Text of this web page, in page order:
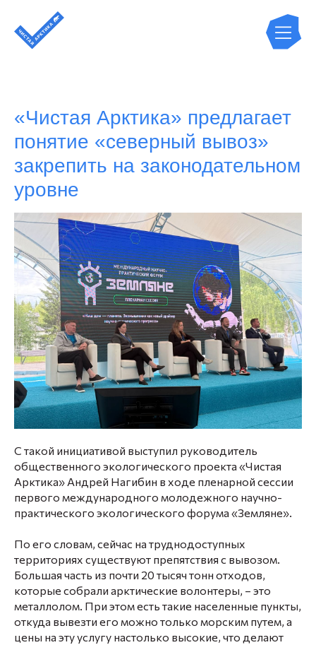
«Чистая Арктика» предлагает
понятие «северный вывоз»
закрепить на законодательном
уровне
С такой инициативой выступил руководитель
общественного экологического проекта «Чистая
Арктика» Андрей Нагибин в ходе пленарной сессии
первого международного молодежного научно-
практического экологического форума «Земляне».
По его словам, сейчас на труднодоступных
территориях существуют препятствия с вывозом.
Большая часть из почти 20 тысяч тонн отходов,
которые собрали арктические волонтеры, – это
металлолом. При этом есть такие населенные пункты,
откуда вывезти его можно только морским путем, а
цены на эту услугу настолько высокие, что делают